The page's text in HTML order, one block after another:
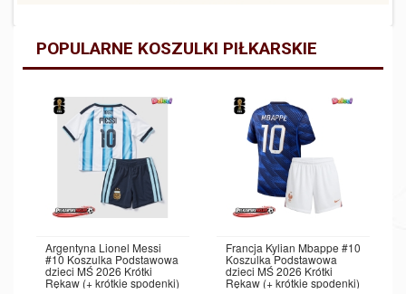
POPULARNE KOSZULKI PIŁKARSKIE
Argentyna Lionel Messi
#10 Koszulka Podstawowa
dzieci MŚ 2026 Krótki
Rękaw (+ krótkie spodenki)
Francja Kylian Mbappe #10
Koszulka Podstawowa
dzieci MŚ 2026 Krótki
Rękaw (+ krótkie spodenki)